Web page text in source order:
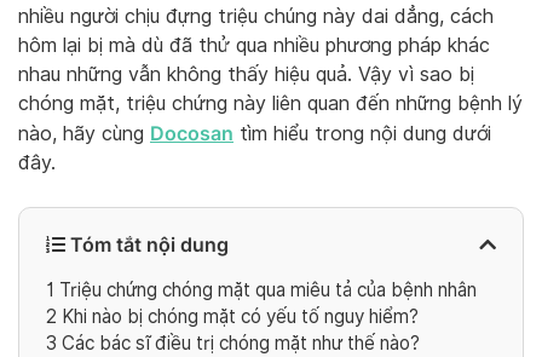
nhiều người chịu đựng triệu chúng này dai dẳng, cách
hôm lại bị mà dù đã thử qua nhiều phương pháp khác
nhau những vẫn không thấy hiệu quả. Vậy vì sao bị
chóng mặt, triệu chứng này liên quan đến những bệnh lý
nào, hãy cùng Docosan tìm hiểu trong nội dung dưới
đây.
Tóm tắt nội dung
1 Triệu chứng chóng mặt qua miêu tả của bệnh nhân
2 Khi nào bị chóng mặt có yếu tố nguy hiểm?
3 Các bác sĩ điều trị chóng mặt như thế nào?